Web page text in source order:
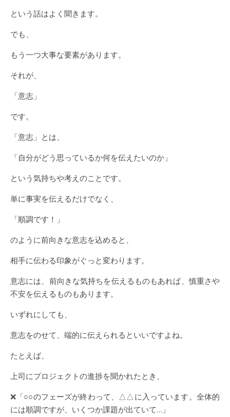
という話はよく聞きます。
でも、
もう一つ大事な要素があります。
それが、
「意志」
です。
「意志」とは、
「自分がどう思っているか何を伝えたいのか」
という気持ちや考えのことです。
単に事実を伝えるだけでなく、
「順調です！」
のように前向きな意志を込めると、
相手に伝わる印象がぐっと変わります。
意志には、前向きな気持ちを伝えるものもあれば、慎重さや
不安を伝えるものもあります。
いずれにしても、
意志をのせて、端的に伝えられるといいですよね。
たとえば、
上司にプロジェクトの進捗を聞かれたとき、
❌「○○のフェーズが終わって、△△に入っています。全体的
には順調ですが、いくつか課題が出ていて…」